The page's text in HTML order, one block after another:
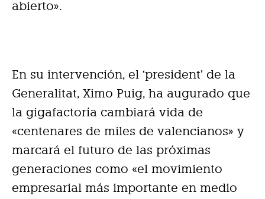
abierto».
En su intervención, el ‘president’ de la
Generalitat, Ximo Puig, ha augurado que
la gigafactoría cambiará vida de
«centenares de miles de valencianos» y
marcará el futuro de las próximas
generaciones como «el movimiento
empresarial más importante en medio